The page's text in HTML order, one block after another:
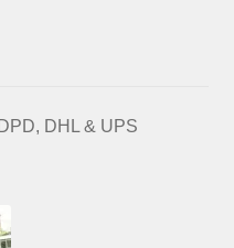
DHL & UPS